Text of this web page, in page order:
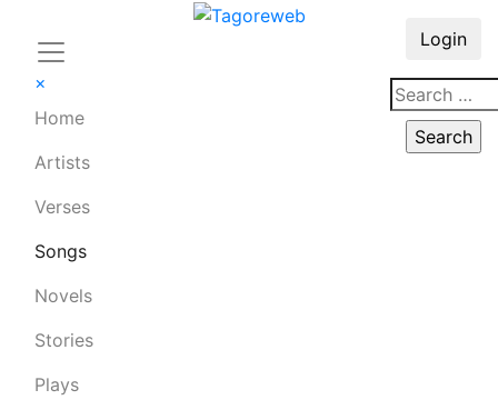
×
Home
Artists
Verses
Songs
Novels
Stories
Plays
Login